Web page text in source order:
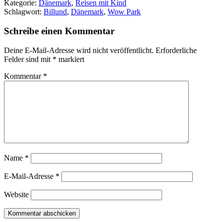
Kategorie: Dänemark, Reisen mit Kind
Schlagwort: Billund, Dänemark, Wow Park
Schreibe einen Kommentar
Deine E-Mail-Adresse wird nicht veröffentlicht. Erforderliche
Felder sind mit * markiert
Kommentar *
Name *
E-Mail-Adresse *
Website